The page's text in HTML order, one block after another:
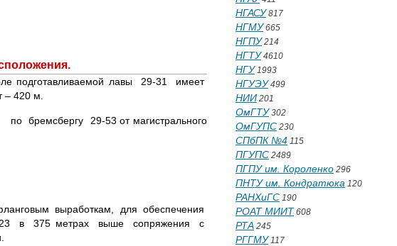
подготавливаемой лавы 29-31 имеет
420 м.
бремсбергу 29-53 от магистрального
выработкам, для обеспечения
23 в 375 метрах выше сопряжения с
НГАСУ817
НГМУ665
НГПУ214
НГТУ4610
НГУ1993
НГУЭУ499
НИИ 201
ОмГТУ302
ОмГУПС 230
СПбПК №4 115
ПГУПС 2489
ПГПУ им. Короленко 296
ПНТУ им. Кондратюка 120
РАНХиГС 190
РОАТ МИИТ 608
РТА 245
РГГМУ117